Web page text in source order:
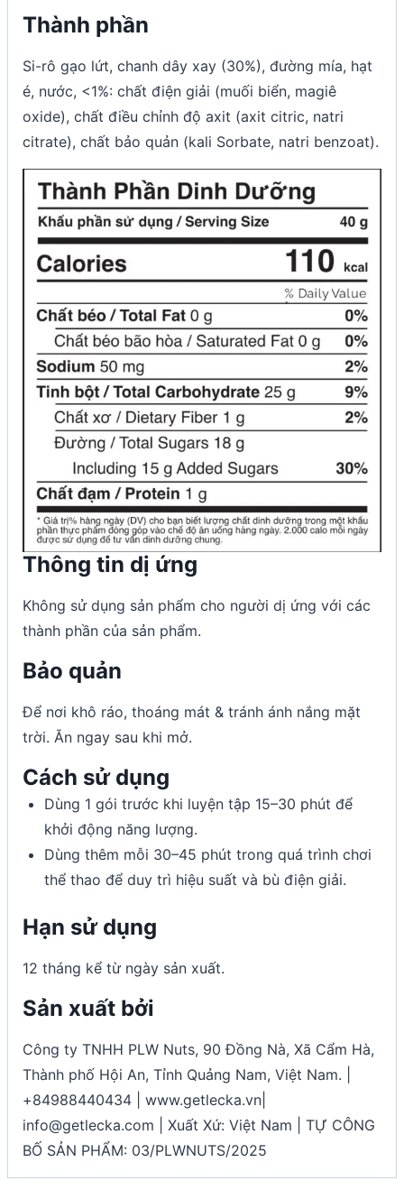
Thành phần
Si-rô gạo lứt, chanh dây xay (30%), đường mía, hạt
é, nước, <1%: chất điện giải (muối biển, magiê
oxide), chất điều chỉnh độ axit (axit citric, natri
citrate), chất bảo quản (kali Sorbate, natri benzoat).
Thông tin dị ứng
Không sử dụng sản phẩm cho người dị ứng với các
thành phần của sản phẩm.
Bảo quản
Để nơi khô ráo, thoáng mát & tránh ánh nắng mặt
trời. Ăn ngay sau khi mở.
Cách sử dụng
Dùng 1 gói trước khi luyện tập 15–30 phút để
khởi động năng lượng.
Dùng thêm mỗi 30–45 phút trong quá trình chơi
thể thao để duy trì hiệu suất và bù điện giải.
Hạn sử dụng
12 tháng kể từ ngày sản xuất.
Sản xuất bởi
Công ty TNHH PLW Nuts, 90 Đồng Nà, Xã Cẩm Hà,
Thành phố Hội An, Tỉnh Quảng Nam, Việt Nam. |
+84988440434 | www.getlecka.vn|
info@getlecka.com | Xuất Xứ: Việt Nam | TỰ CÔNG
BỐ SẢN PHẨM: 03/PLWNUTS/2025